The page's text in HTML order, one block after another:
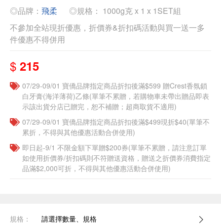
◎品牌： 飛柔
◎規格： 1000g克 x 1 x 1SET組
不參加全站現折優惠，折價券&折扣碼活動與買一送一多
件優惠不得併用
$ 215
07/29-09/01 寶僑品牌指定商品折扣後滿$599 贈Crest香氛鎖
白牙膏(海洋薄荷)乙條(單筆不累贈，若購物車未帶出贈品即表
示該出貨分店已贈完，恕不補贈；超商取貨不適用)
07/29-09/01 寶僑品牌指定商品折扣後滿$499現折$40(單筆不
累折，不得與其他優惠活動合併使用)
即日起-9/1 不限金額下單贈$200券(單筆不累贈，請注意訂單
如使用折價券/折扣碼則不符贈送資格，贈送之折價券消費指定
品滿$2,000可折，不得與其他優惠活動合併使用)
規格： 請選擇數量、規格